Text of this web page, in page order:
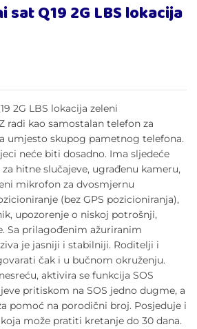
sat Q19 2G LBS lokacija
2G LBS lokacija zeleni
radi kao samostalan telefon za
umjesto skupog pametnog telefona.
neće biti dosadno. Ima sljedeće
hitne slučajeve, ugrađenu kameru,
mikrofon za dvosmjernu
(bez GPS pozicioniranja),
upozorenje o niskoj potrošnji,
Sa prilagođenim ažuriranim
je jasniji i stabilniji. Roditelji i
čak i u bučnom okruženju.
aktivira se funkcija SOS
pritiskom na SOS jedno dugme, a
pomoć na porodični broj. Posjeduje i
može pratiti kretanje do 30 dana.